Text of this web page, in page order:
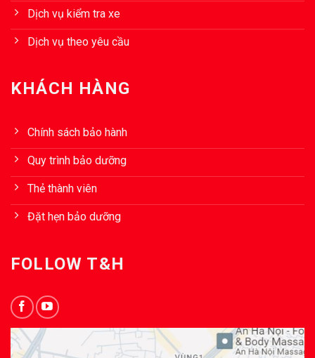
Dịch vụ kiểm tra xe
Dịch vụ theo yêu cầu
KHÁCH HÀNG
Chính sách bảo hành
Quy trình bảo dưỡng
Thẻ thành viên
Đặt hẹn bảo dưỡng
FOLLOW T&H